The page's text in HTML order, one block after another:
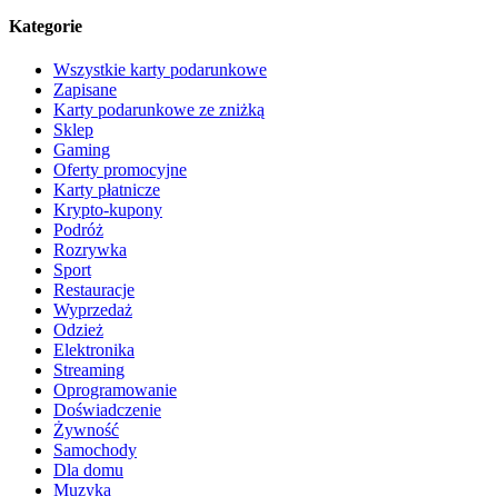
Kategorie
Wszystkie karty podarunkowe
Zapisane
Karty podarunkowe ze zniżką
Sklep
Gaming
Oferty promocyjne
Karty płatnicze
Krypto-kupony
Podróż
Rozrywka
Sport
Restauracje
Wyprzedaż
Odzież
Elektronika
Streaming
Oprogramowanie
Doświadczenie
Żywność
Samochody
Dla domu
Muzyka